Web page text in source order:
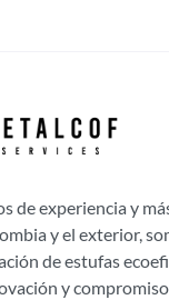
de experiencia y
y el exterior,
de estufas
y